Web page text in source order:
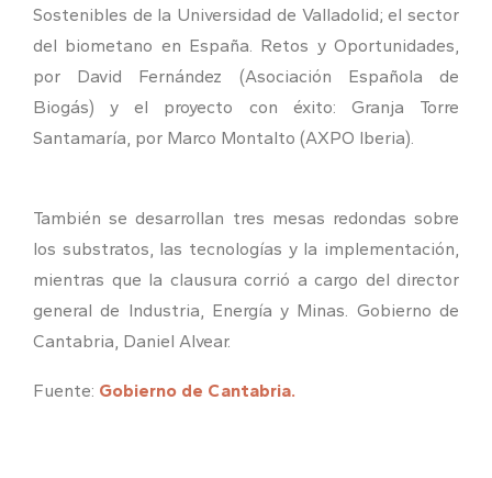
Sostenibles de la Universidad de Valladolid; el sector
del biometano en España. Retos y Oportunidades,
por David Fernández (Asociación Española de
Biogás) y el proyecto con éxito: Granja Torre
Santamaría, por Marco Montalto (AXPO Iberia).
También se desarrollan tres mesas redondas sobre
los substratos, las tecnologías y la implementación,
mientras que la clausura corrió a cargo del director
general de Industria, Energía y Minas. Gobierno de
Cantabria, Daniel Alvear.
Fuente: Gobierno de Cantabria.